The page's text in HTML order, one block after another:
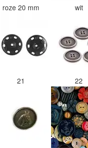
roze 20 mm wit
21 22